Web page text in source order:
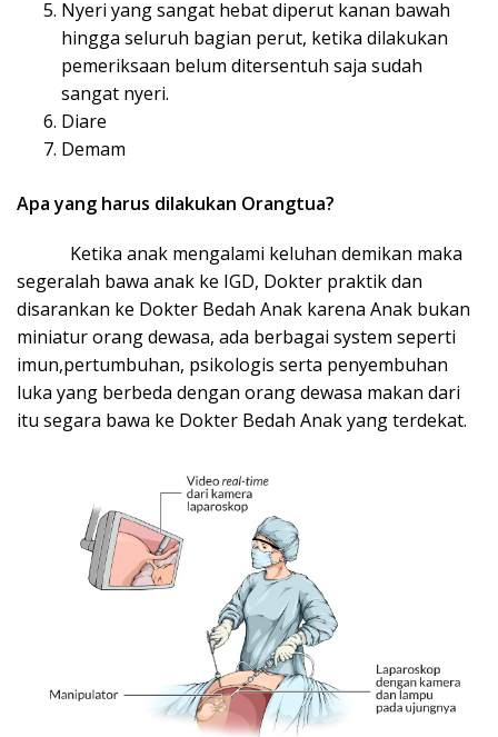
Nyeri yang sangat hebat diperut kanan bawah
hingga seluruh bagian perut, ketika dilakukan
pemeriksaan belum ditersentuh saja sudah
sangat nyeri.
Diare
Demam
Apa yang harus dilakukan Orangtua?
Ketika anak mengalami keluhan demikan maka
segeralah bawa anak ke IGD, Dokter praktik dan
disarankan ke Dokter Bedah Anak karena Anak bukan
miniatur orang dewasa, ada berbagai system seperti
imun,pertumbuhan, psikologis serta penyembuhan
luka yang berbeda dengan orang dewasa makan dari
itu segara bawa ke Dokter Bedah Anak yang terdekat.